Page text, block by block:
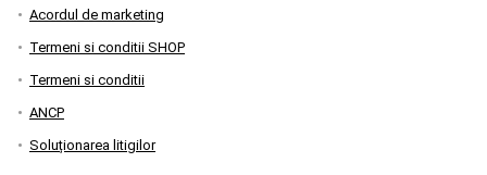
Acordul de marketing
Termeni si conditii SHOP
Termeni si conditii
ANCP
Soluționarea litigilor